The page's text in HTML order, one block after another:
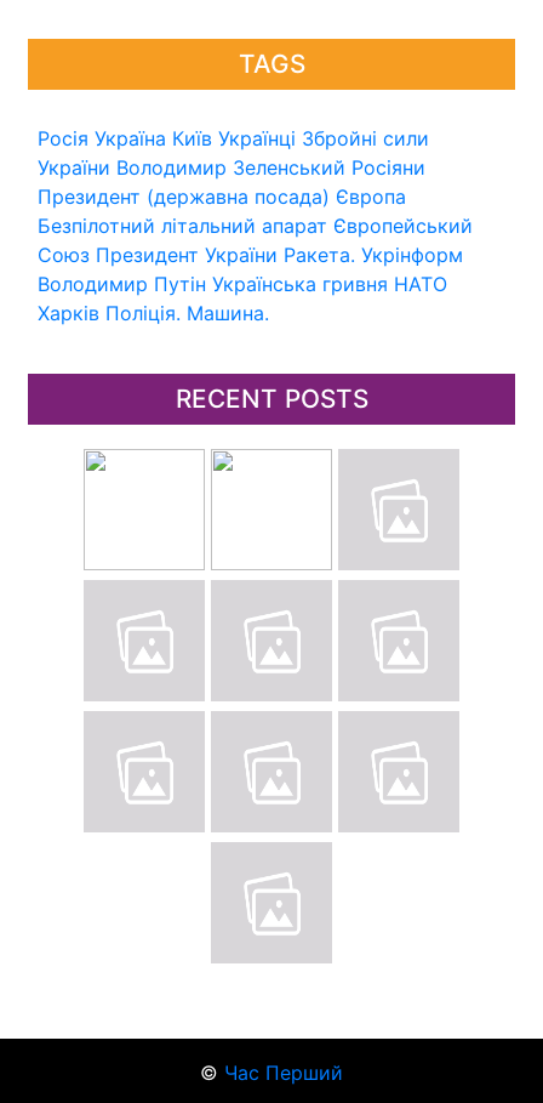
TAGS
Росія Україна Київ Українці Збройні сили
України Володимир Зеленський Росіяни
Президент (державна посада) Європа
Безпілотний літальний апарат Європейський
Союз Президент України Ракета. Укрінформ
Володимир Путін Українська гривня НАТО
Харків Поліція. Машина.
RECENT POSTS
© Час Перший